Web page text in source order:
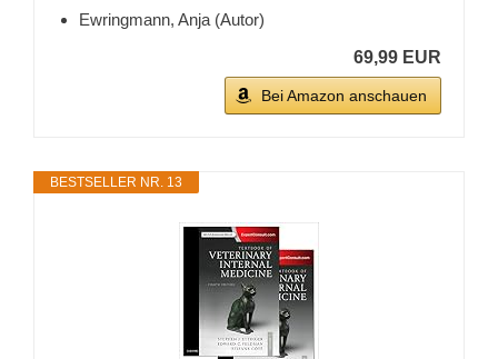
Ewringmann, Anja (Autor)
69,99 EUR
Bei Amazon anschauen
BESTSELLER NR. 13